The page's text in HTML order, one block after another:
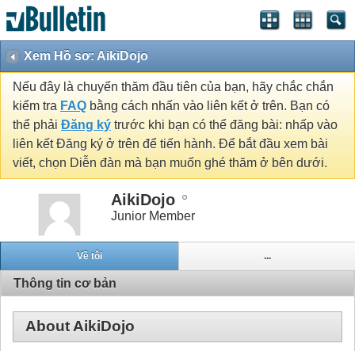
Xem Hồ sơ: AikiDojo
Nếu đây là chuyến thăm đầu tiên của bạn, hãy chắc chắn
kiểm tra FAQ bằng cách nhấn vào liên kết ở trên. Bạn có
thể phải Đăng ký trước khi bạn có thể đăng bài: nhấp vào
liên kết Đăng ký ở trên để tiến hành. Để bắt đầu xem bài
viết, chọn Diễn đàn mà bạn muốn ghé thăm ở bên dưới.
AikiDojo
Junior Member
Về tôi ...
Thông tin cơ bản
About AikiDojo